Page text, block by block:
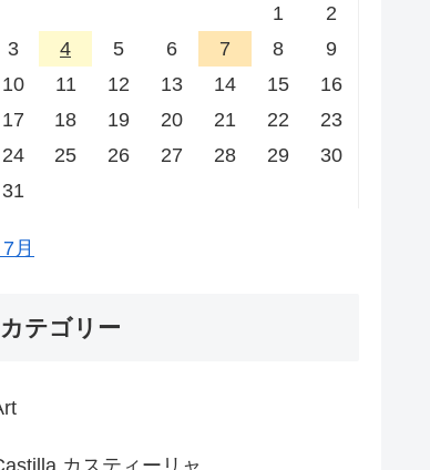
1
2
3
4 5 6 7 8
9
10
11 12 13 14 15
16
17
18 19 20 21 22
23
24
25 26 27 28 29
30
31
月
カテゴリー
カスティーリャ